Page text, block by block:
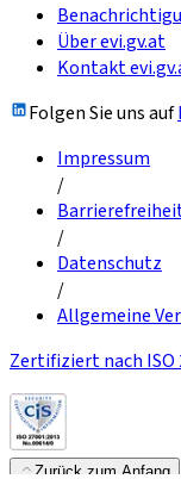
Über evi.gv.at
Kontakt
Folgen Sie uns auf
Impressum
/
/
Datenschutz
/
Allgemeine
Zertifiziert nach ISO
Zurück zum Anfang